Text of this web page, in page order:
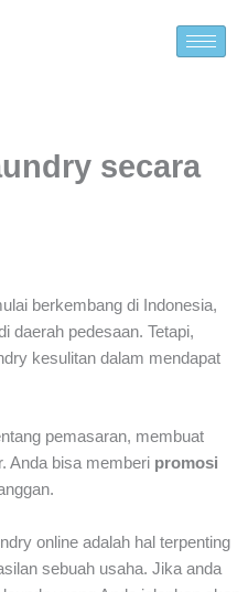
secara
berkembang di Indonesia,
daerah pedesaan. Tetapi,
kesulitan dalam mendapat
pemasaran, membuat
Anda bisa memberi promosi
online adalah hal terpenting
sebuah usaha. Jika anda